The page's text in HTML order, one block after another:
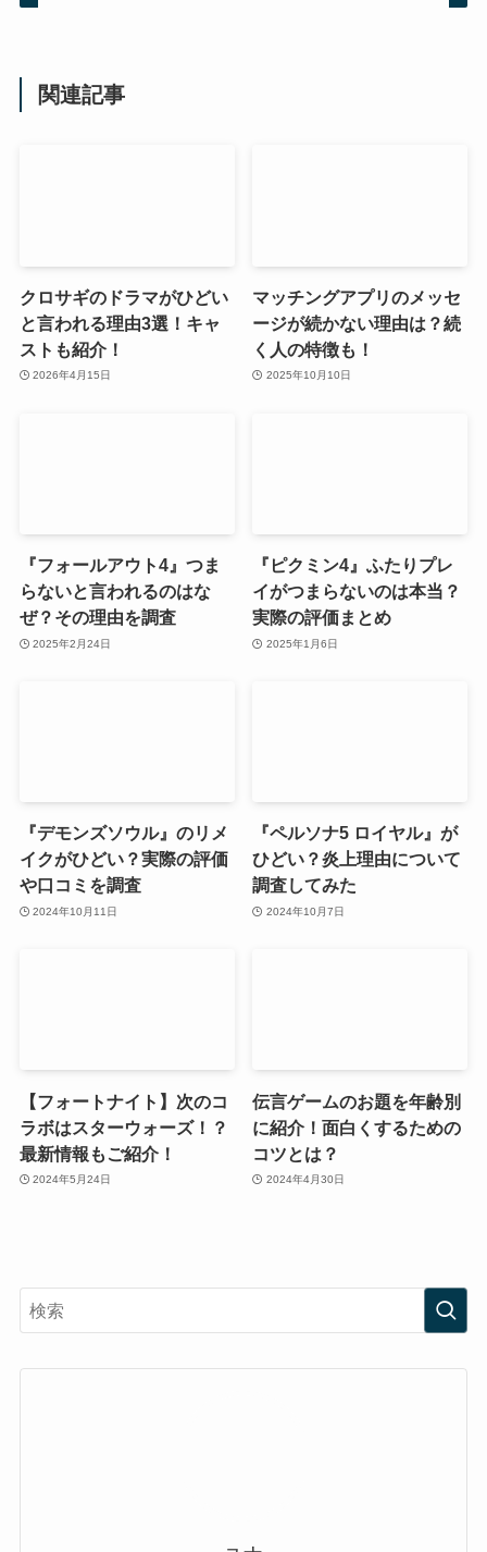
関連記事
クロサギのドラマがひどい
と言われる理由3選！キャ
ストも紹介！
2026年4月15日
マッチングアプリのメッセ
ージが続かない理由は？続
く人の特徴も！
2025年10月10日
『フォールアウト4』つま
らないと言われるのはな
ぜ？その理由を調査
2025年2月24日
『ピクミン4』ふたりプレ
イがつまらないのは本当？
実際の評価まとめ
2025年1月6日
『デモンズソウル』のリメ
イクがひどい？実際の評価
や口コミを調査
2024年10月11日
『ペルソナ5 ロイヤル』が
ひどい？炎上理由について
調査してみた
2024年10月7日
【フォートナイト】次のコ
ラボはスターウォーズ！？
最新情報もご紹介！
2024年5月24日
伝言ゲームのお題を年齢別
に紹介！面白くするための
コツとは？
2024年4月30日